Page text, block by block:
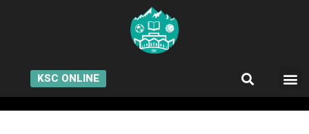
KSC ONLINE